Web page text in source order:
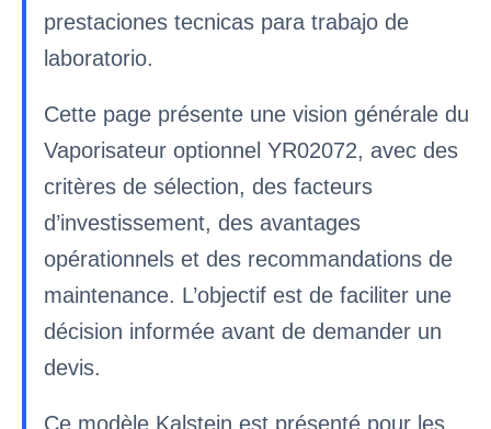
prestaciones tecnicas para trabajo de
laboratorio.
Cette page présente une vision générale du
Vaporisateur optionnel YR02072, avec des
critères de sélection, des facteurs
d’investissement, des avantages
opérationnels et des recommandations de
maintenance. L’objectif est de faciliter une
décision informée avant de demander un
devis.
Ce modèle Kalstein est présenté pour les